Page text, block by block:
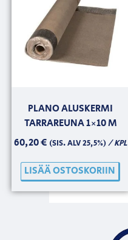
PLANO ALUSKERMI
TARRAREUNA 1×10 M
60,20€ (SIS. ALV 25,5%)/ KPL
LISÄÄ OSTOSKORIIN